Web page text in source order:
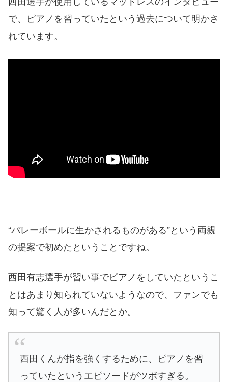
で、ピアノを習っていたという過去について明かさ
れています。
“バレーボールに生かされるものがある”という両親
の提案で初めたということですね。
西田有志選手が習い事でピアノをしていたというこ
とはあまり知られていないようなので、ファンでも
知って驚く人が多いんだとか。
西田くんが指を強くするために、ピアノを習
っていたというエピソードがツボすぎる。